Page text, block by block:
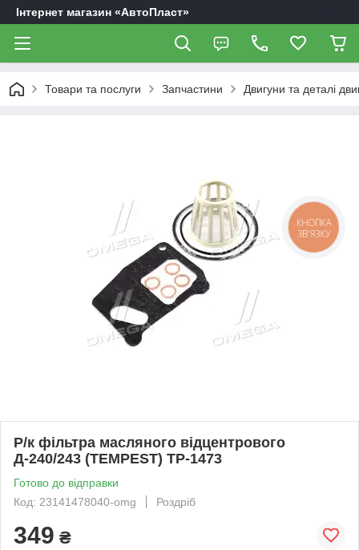
Інтернет магазин «АвтоПласт»
Товари та послуги Запчастини Двигуни та деталі
Р/к фільтра масляного відцентрового
Д-240/243 (TEMPEST) TP-1473
Готово до відправки
Код: 23141478040-omg
Роздріб
349 ₴
КНОПКА
ЗВ'ЯЗКУ